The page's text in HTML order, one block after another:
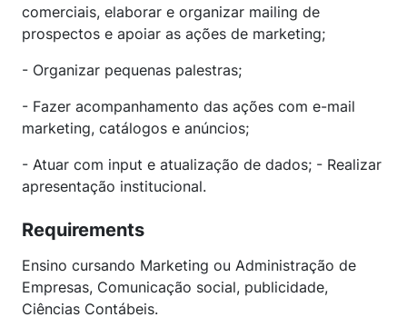
comerciais, elaborar e organizar mailing de
prospectos e apoiar as ações de marketing;
- Organizar pequenas palestras;
- Fazer acompanhamento das ações com e-mail
marketing, catálogos e anúncios;
- Atuar com input e atualização de dados; - Realizar
apresentação institucional.
Requirements
Ensino cursando Marketing ou Administração de
Empresas, Comunicação social, publicidade,
Ciências Contábeis.